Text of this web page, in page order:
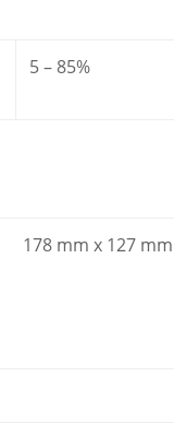
5 – 85%
178 mm x 127